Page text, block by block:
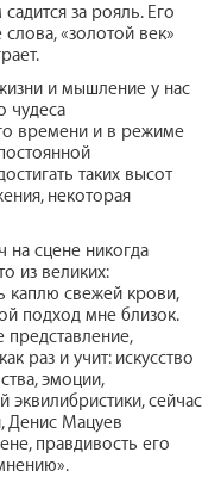
за рояль. Его
«золотой век»
и мышление у нас
чудеса
времени и в режиме
таких высот
некоторая
на сцене никогда
из великих:
каплю свежей крови,
подход мне близок.
представление,
раз и учит: искусство
эмоции,
эквилибристики, сейчас
Денис Мацуев
правдивость его